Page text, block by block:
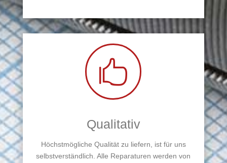

Qualitativ
Höchstmögliche Qualität zu liefern, ist für uns
selbstverständlich. Alle Reparaturen werden von